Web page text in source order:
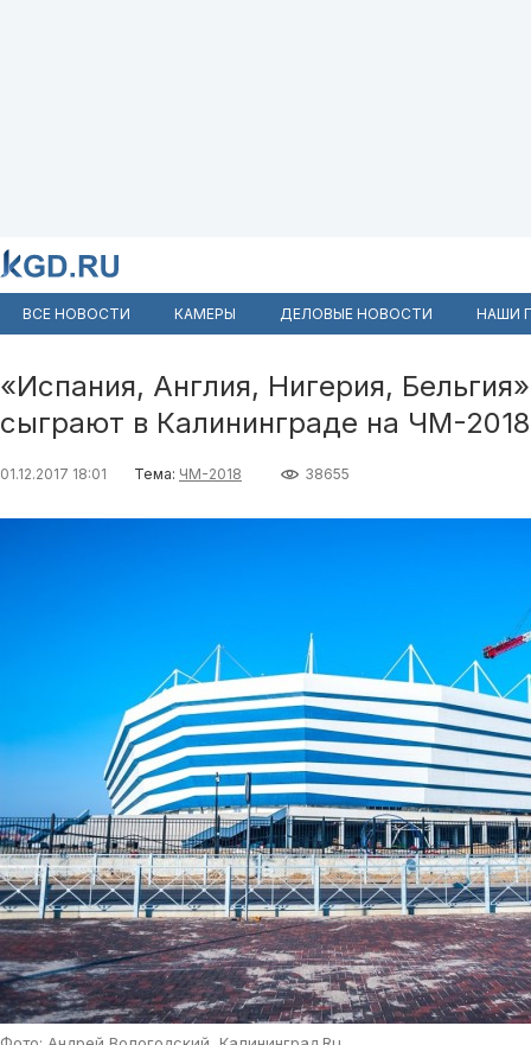
ВСЕ НОВОСТИ КАМЕРЫ ДЕЛОВЫЕ НОВОСТИ НАШИ
«Испания, Англия, Нигерия,
сыграют в Калининграде на ЧМ-2018
01.12.2017 18:01 Тема: ЧМ-2018 38655